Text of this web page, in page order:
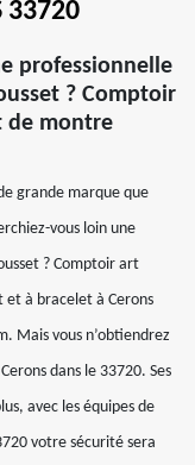
33720
professionnelle
? Comptoir
de montre
grande marque que
vous loin une
? Comptoir art
à bracelet à Cerons
Mais vous n’obtiendrez
dans le 33720. Ses
avec les équipes de
votre sécurité sera